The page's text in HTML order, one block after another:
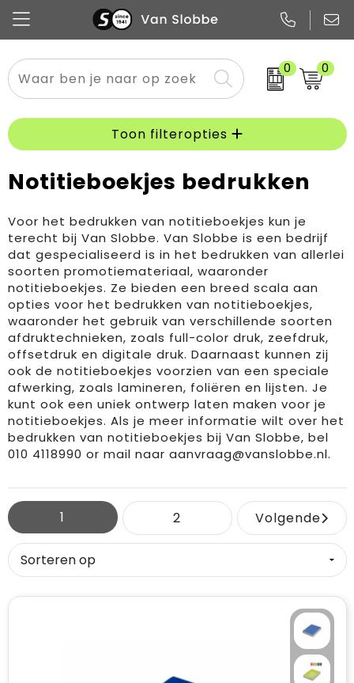
0 0
Alle categorieën
Pennen
Flessen
Mokken en bekers
Meest gekozen
Buitenkleding
Boodschappen- en draagtassen
Zakelijke tassenToon filteropties
Notitieboekjes bedrukken
Voor het bedrukken van notitieboekjes kun je
terecht bij Van Slobbe. Van Slobbe is een bedrijf
dat gespecialiseerd is in het bedrukken van allerlei
soorten promotiemateriaal, waaronder
notitieboekjes. Ze bieden een breed scala aan
opties voor het bedrukken van notitieboekjes,
waaronder het gebruik van verschillende soorten
afdruktechnieken, zoals full-color druk, zeefdruk,
offsetdruk en digitale druk. Daarnaast kunnen zij
ook de notitieboekjes voorzien van een speciale
afwerking, zoals lamineren, foliëren en lijsten. Je
kunt ook een uniek ontwerp laten maken voor je
notitieboekjes. Als je meer informatie wilt over het
bedrukken van notitieboekjes bij Van Slobbe, bel
010 4118990 or mail naar aanvraag@vanslobbe.nl.
1 2 Volgende